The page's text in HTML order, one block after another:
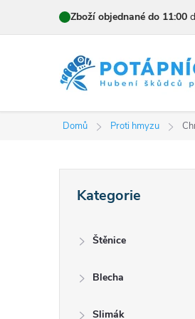
Zboží objednané do 11:00
Domů Proti hmyzu
kategorie
Kategorie
Štěnice
Blecha
Slimák